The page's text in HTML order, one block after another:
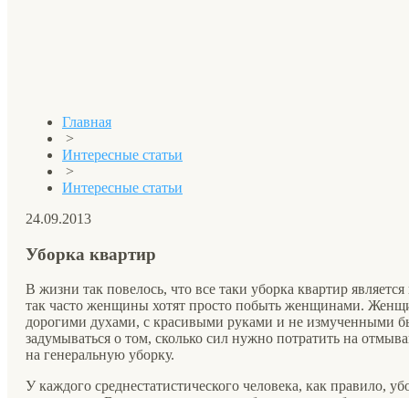
Главная
>
Интересные статьи
>
Интересные статьи
24.09.2013
Уборка квартир
В жизни так повелось, что все таки уборка квартир
так часто женщины хотят просто побыть женщинами.
дорогими духами, с красивыми руками и не измученными
задумываться о том, сколько сил нужно потратить на
на генеральную уборку.
У каждого среднестатистического человека, как правило,